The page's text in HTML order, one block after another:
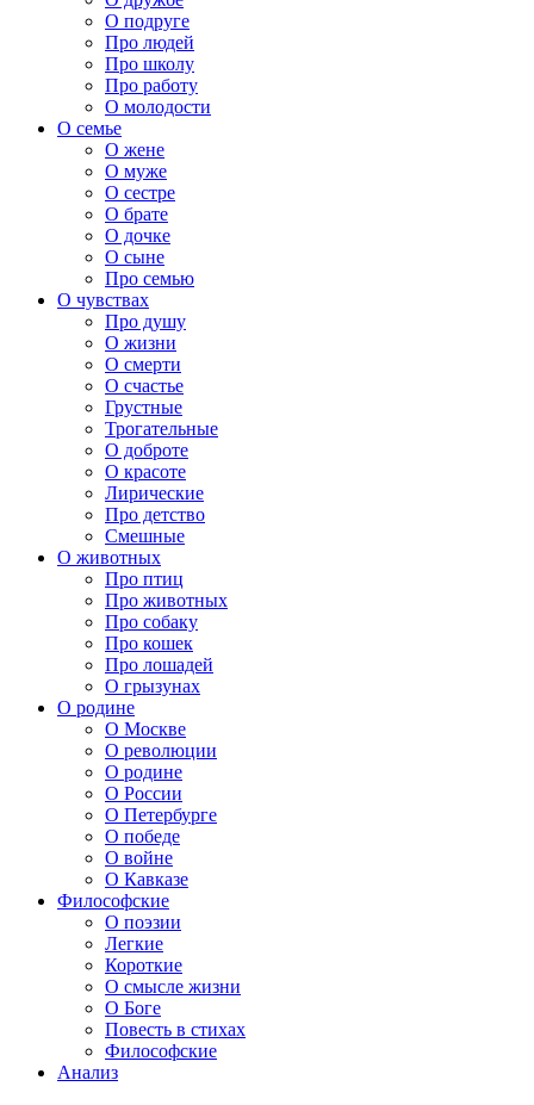
О подруге
Про людей
Про школу
Про работу
О молодости
О семье
О жене
О муже
О сестре
О брате
О дочке
О сыне
Про семью
О чувствах
Про душу
О жизни
О смерти
О счастье
Грустные
Трогательные
О доброте
О красоте
Лирические
Про детство
Смешные
О животных
Про птиц
Про животных
Про собаку
Про кошек
Про лошадей
О грызунах
О родине
О Москве
О революции
О родине
О России
О Петербурге
О победе
О войне
О Кавказе
Философские
О поэзии
Легкие
Короткие
О смысле жизни
О Боге
Повесть в стихах
Философские
Анализ